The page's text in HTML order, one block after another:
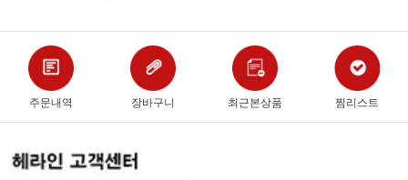
주문내역 장바구니 최근본상품 찜리스트